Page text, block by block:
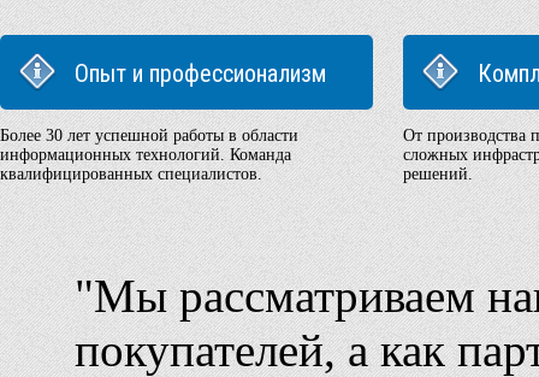
Опыт и профессионализм
Более 30 лет успешной работы в области
информационных технологий. Команда
квалифицированных специалистов.
От производства
сложных
решений.
"Мы рассматриваем
покупателей, а как